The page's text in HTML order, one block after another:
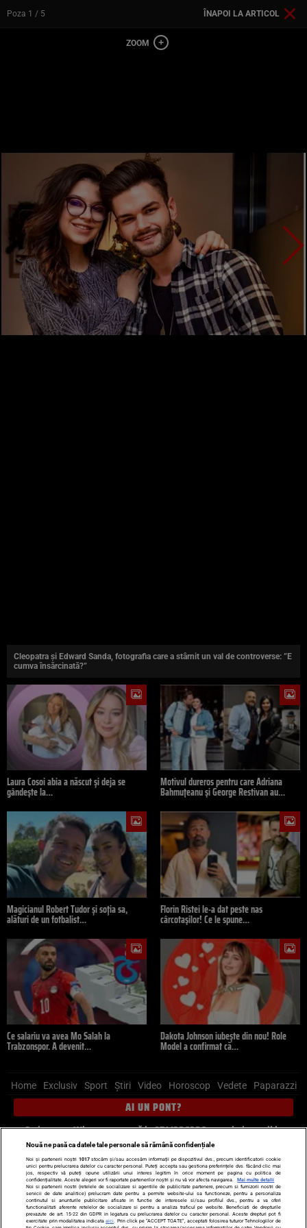
Poza 1 / 5 ÎNAPOI LA ARTICOL
Cleopatra și Edward Sanda, fotografia care a stârnit un val de controverse: ”E
cumva însărcinată?”
Laura Cosoi abia a născut și deja se
gândește la…
Motivul dureros pentru care Adriana
Bahmuțeanu și George Restivan au…
Magicianul Robert Tudor și soția sa,
alături de un fotbalist…
Florin Ristei le-a dat peste nas
cârcotașilor! Ce le spune…
Ce salariu va avea Mo Salah la
Trabzonspor. A devenit…
Dakota Johnson iubește din nou! Role
Model a confirmat că…
Home Exclusiv Sport Știri Video Horoscop Vedete Paparazzi
AI UN PONT?
Scrie-ne pe Whatsapp, sună la 0741226226 sau trimite mail la
pont@cancan.ro
Știri interne Știri externe
Politică
Ultimele stiri
Diete Insula Iubirii Dictionar de vise
LIFE STYLE
Horoscop
Nouă ne pasă ca datele tale personale să rămână confidențiale
Noi și partenerii noștri 1017stocăm și/sau accesăm informații pe dispozitivul dvs., precum identificatorii cookie
unici pentru prelucrarea datelor cu caracter personal. Puteți accepta sau gestiona preferințele dvs. făcând clic mai
jos, respectiv vă puteți opune utilizării unui interes legitim în orice moment pe pagina cu politica de
confidențialitate. Aceste alegeri vor fi raportate partenerilor noștri și nu vă vor afecta navigarea.
Mai multe detalii
Noi si partenerii nostri (retelele de socializare si agentiile de publicitate partenere, precum si furnizorii nostri de
servicii de date analitice) prelucram date pentru a permite website-ului sa functioneze, pentru a personaliza
continutul si anunturile publicitare afisate in functie de interesele si/sau profilul dvs., pentru a va oferi
functionalitati aferente retelelor de socializare si pentru a analiza traficul pe website. Beneficiati de drepturile
prevazute de art. 15-22 din GDPR in legatura cu prelucrarea datelor cu caracter personal. Aceste drepturi pot fi
exercitate prin modalitatea indicataaici . Prin click pe “ACCEPT TOATE”, acceptati folosirea tuturor Tehnologiilor de